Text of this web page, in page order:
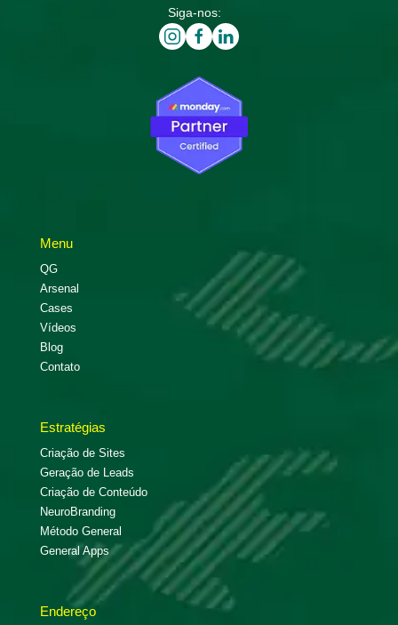
Siga-nos:
Menu
QG
Arsenal
Cases
Vídeos
Blog
Contato
Estratégias
Criação de Sites
Geração de Leads
Criação de Conteúdo
NeuroBranding
Método General
General Apps
Endereço